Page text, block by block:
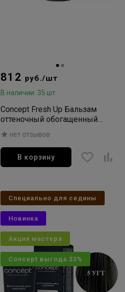
812 руб./шт
В наличии: 35 шт
Concept Fresh Up Бальзам
оттеночный обогащенный
коллагеном Пепельно-русый
Color Refreshing 250мл
нет отзывов
В корзину
Специально для седины
Новинка
Акция мастера
Concept выгода 33%